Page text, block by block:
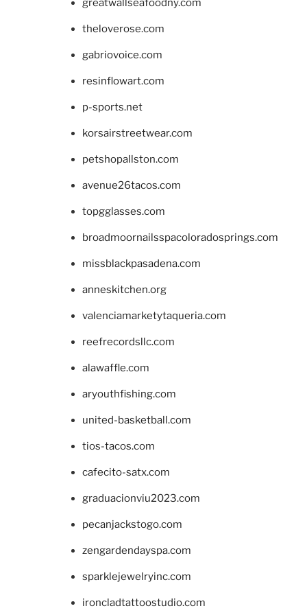
greatwallseafoodny.com
theloverose.com
gabriovoice.com
resinflowart.com
p-sports.net
korsairstreetwear.com
petshopallston.com
avenue26tacos.com
topgglasses.com
broadmoornailsspacoloradosprings.com
missblackpasadena.com
anneskitchen.org
valenciamarketytaqueria.com
reefrecordsllc.com
alawaffle.com
aryouthfishing.com
united-basketball.com
tios-tacos.com
cafecito-satx.com
graduacionviu2023.com
pecanjackstogo.com
zengardendayspa.com
sparklejewelryinc.com
ironcladtattoostudio.com